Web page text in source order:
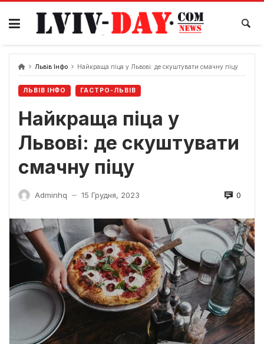
Skip
content
Львів Інфо Найкраща піца у Львові: де скуштувати смачну піцу
ЛЬВІВ ІНФО ГАСТРО-ЛЬВІВ
Найкраща піца у
Львові: де скуштувати
смачну піцу
Adminhq — 15 Грудня, 2023 0